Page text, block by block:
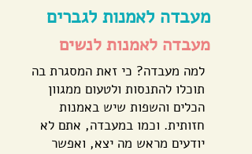
מעבדה לאמנות לגברים
מעבדה לאמנות לנשים
למה מעבדה? כי זאת המסגרת בה
תוכלו להתנסות ולטעום ממגוון
הכלים והשפות שיש באמנות
חזותית. וכמו במעבדה, אתם לא
יודעים מראש מה יצא, ואפשר